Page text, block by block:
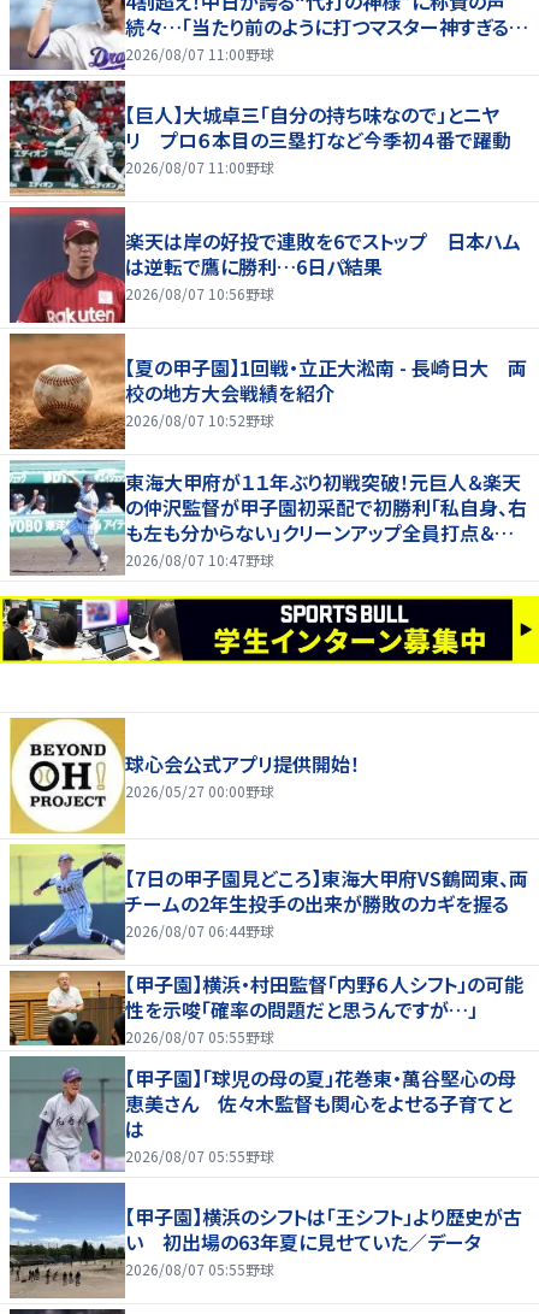
続々…「当たり前のように打つマスター神すぎる」
「また初球で決めたな」
2026/08/07 11:00野球
【巨人】大城卓三「自分の持ち味なので」とニヤ
リ プロ６本目の三塁打など今季初４番で躍動
2026/08/07 11:00野球
楽天は岸の好投で連敗を6でストップ 日本ハム
は逆転で鷹に勝利…6日パ結果
2026/08/07 10:56野球
【夏の甲子園】1回戦・立正大淞南 - 長崎日大 両
校の地方大会戦績を紹介
2026/08/07 10:52野球
東海大甲府が１１年ぶり初戦突破！元巨人＆楽天
の仲沢監督が甲子園初采配で初勝利「私自身、右
も左も分からない」クリーンアップ全員打点＆継
投も「理想的」
2026/08/07 10:47野球
球心会公式アプリ提供開始！
2026/05/27 00:00野球
【7日の甲子園見どころ】東海大甲府VS鶴岡東、両
チームの2年生投手の出来が勝敗のカギを握る
2026/08/07 06:44野球
【甲子園】横浜・村田監督「内野６人シフト」の可能
性を示唆「確率の問題だと思うんですが…」
2026/08/07 05:55野球
【甲子園】「球児の母の夏」花巻東・萬谷堅心の母
恵美さん 佐々木監督も関心をよせる子育てと
は
2026/08/07 05:55野球
【甲子園】横浜のシフトは「王シフト」より歴史が古
い 初出場の63年夏に見せていた／データ
2026/08/07 05:55野球